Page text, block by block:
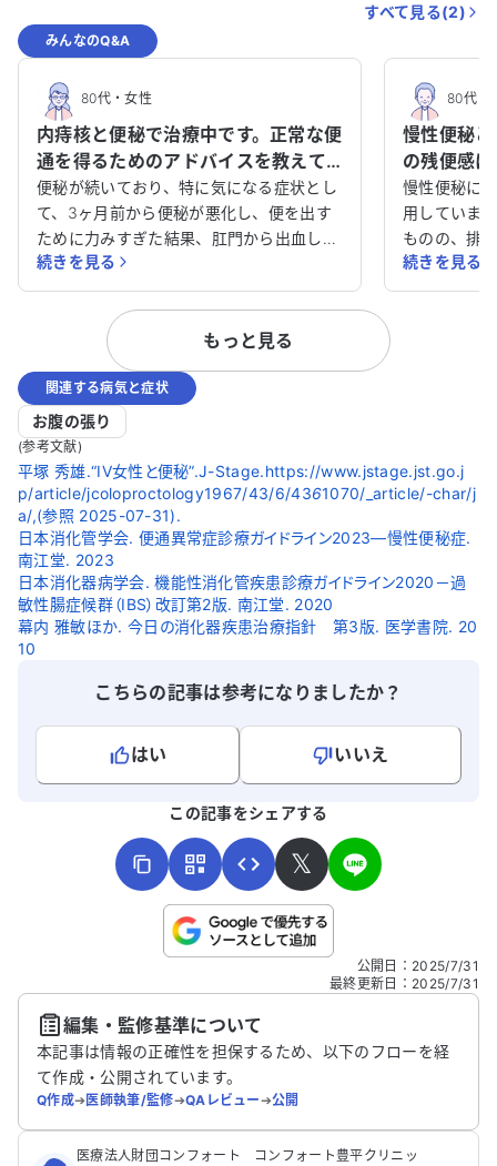
すべて見る(2)
みんなのQ&A
80代・女性
内痔核と便秘で治療中です。正常な便
通を得るためのアドバイスを教えて
ください。
便秘が続いており、特に気になる症状とし
て、3ヶ月前から便秘が悪化し、便を出す
ために力みすぎた結果、肛門から出血して
しまいました。驚いて肛門科を受診したと
ころ、内痔核と診断されました。念のため
胃と大腸の内視鏡検査を受けましたが、異
常は見つかりませんでした。 便秘がさら
に悪化し、さまざまな薬を試しましたが改
善されません。便秘薬を服用すると泥状の
便になり、自然な便が出なくなってしまい
ました。その結果、体調も徐々に悪化し、
食事も思うように摂れません。 本当にい
ぼ痔なのでしょうか。また、便が正常に出
るようにするためにはどうすればよいので
しょうか。アドバイスをいただけると助か
ります。どうかよろしくお願いいたしま
す。
続きを見る
80代・
慢性便秘
の残便感
ください。
慢性便秘に
用していま
ものの、排
日中不快な
剤も試しま
けると助か
いたします。
続きを見る
もっと見る
関連する病気と症状
お腹の張り
(参考文献)
平塚 秀雄.“IV女性と便秘”.J-Stage.https://www.jstage.jst.go.j
p/article/jcoloproctology1967/43/6/4361070/_article/-char/j
a/,(参照 2025-07-31).
日本消化管学会. 便通異常症診療ガイドライン2023―慢性便秘症.
南江堂. 2023
日本消化器病学会. 機能性消化管疾患診療ガイドライン2020－過
敏性腸症候群（IBS）改訂第2版. 南江堂. 2020
幕内 雅敏ほか. 今日の消化器疾患治療指針 第3版. 医学書院. 20
10
こちらの記事は参考になりましたか？
はい
いいえ
こちらは送信専用のフォームです。氏名やご自身の病気の詳細な
送信する
この記事をシェアする
𝕏
公開日 ： 2025/7/31
最終更新日 ： 2025/7/31
編集・監修基準について
本記事は情報の正確性を担保するため、以下のフローを経
て作成・公開されています。
Q作成➔医師執筆/監修➔QAレビュー➔公開
医療法人財団コンフォート コンフォート豊平クリニッ